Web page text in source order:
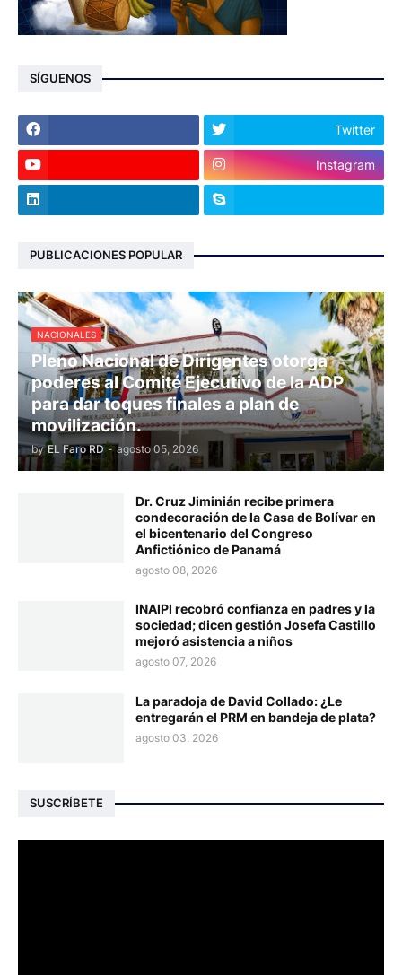
SÍGUENOS
Twitter
Instagram
PUBLICACIONES POPULAR
NACIONALES
Pleno Nacional de Dirigentes otorga
poderes al Comité Ejecutivo de la ADP
para dar toques finales a plan de
movilización.
by EL Faro RD - agosto 05, 2026
Dr. Cruz Jiminián recibe primera
condecoración de la Casa de Bolívar en
el bicentenario del Congreso
Anfictiónico de Panamá
agosto 08, 2026
INAIPI recobró confianza en padres y la
sociedad; dicen gestión Josefa Castillo
mejoró asistencia a niños
agosto 07, 2026
La paradoja de David Collado: ¿Le
entregarán el PRM en bandeja de plata?
agosto 03, 2026
SUSCRÍBETE